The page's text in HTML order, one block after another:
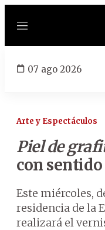
Menú
07 ago 2026
Arte y Espectáculos
Piel de
con
Este miércoles,
residencia de la
realizará el